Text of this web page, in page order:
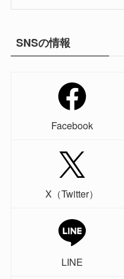
SNSの情報
Facebook
X（Twitter）
LINE